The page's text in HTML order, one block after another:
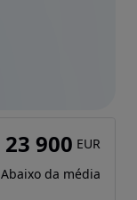
23 900 EUR
Abaixo da média